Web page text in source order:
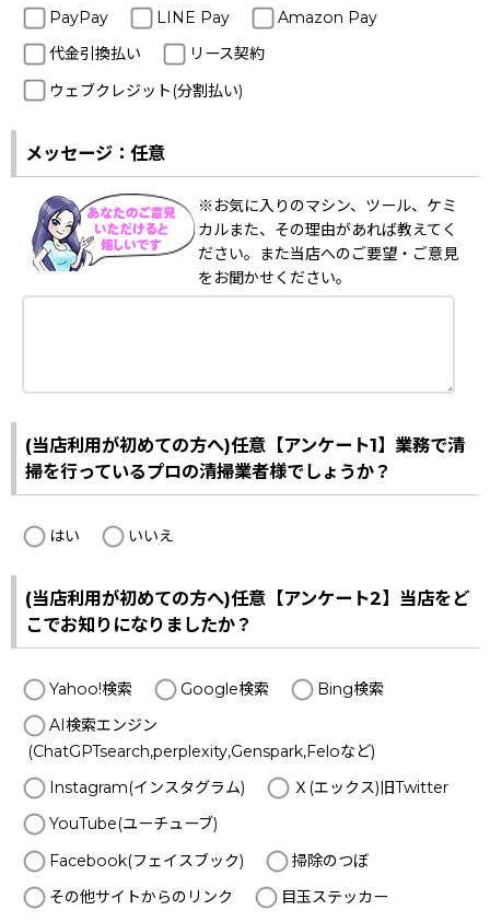
PayPay
LINE Pay
Amazon Pay
代金引換払い
リース契約
ウェブクレジット(分割払い)
メッセージ：任意
※お気に入りのマシン、ツール、ケミ
カルまた、その理由があれば教えてく
ださい。また当店へのご要望・ご意見
をお聞かせください。
(当店利用が初めての方へ)任意【アンケート1】業務で清
掃を行っているプロの清掃業者様でしょうか？
はい いいえ
(当店利用が初めての方へ)任意【アンケート2】当店をど
こでお知りになりましたか？
Yahoo!検索 Google検索
Bing検索
AI検索エンジン
(ChatGPTsearch,perplexity,Genspark,Feloなど)
Instagram(インスタグラム)
Ｘ(エックス)旧Twitter
YouTube(ユーチューブ)
Facebook(フェイスブック)
掃除のつぼ
その他サイトからのリンク
目玉ステッカー